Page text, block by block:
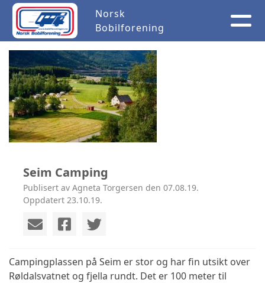
Norsk
Bobilforening
Seim Camping
Publisert av Agneta Torgersen den 07.08.19.
Oppdatert 23.10.19.
Campingplassen på Seim er stor og har fin utsikt over
Røldalsvatnet og fjella rundt. Det er 100 meter til